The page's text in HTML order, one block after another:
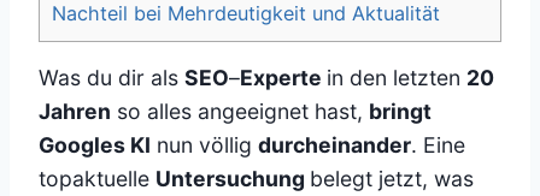
Nachteil bei Mehrdeutigkeit und Aktualität
Was du dir als SEO–Experte in den letzten 20
Jahren so alles angeeignet hast, bringt
Googles KI nun völlig durcheinander. Eine
topaktuelle Untersuchung belegt jetzt, was